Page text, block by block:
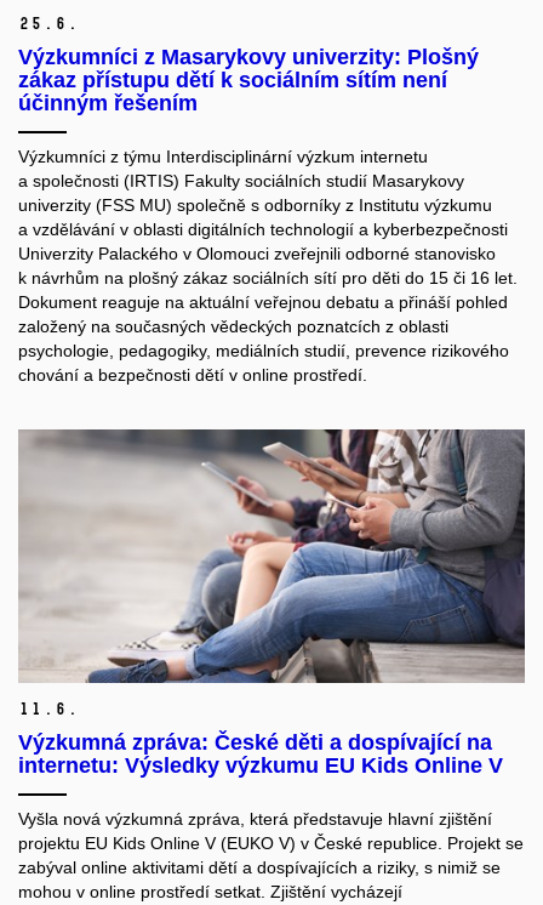
25. 6.
Výzkumníci z Masarykovy univerzity: Plošný
zákaz přístupu dětí k sociálním sítím není
účinným řešením
Výzkumníci z týmu Interdisciplinární výzkum internetu
a společnosti (IRTIS) Fakulty sociálních studií Masarykovy
univerzity (FSS MU) společně s odborníky z Institutu výzkumu
a vzdělávání v oblasti digitálních technologií a kyberbezpečnosti
Univerzity Palackého v Olomouci zveřejnili odborné stanovisko
k návrhům na plošný zákaz sociálních sítí pro děti do 15 či 16 let.
Dokument reaguje na aktuální veřejnou debatu a přináší pohled
založený na současných vědeckých poznatcích z oblasti
psychologie, pedagogiky, mediálních studií, prevence rizikového
chování a bezpečnosti dětí v online prostředí.
11. 6.
Výzkumná zpráva: České děti a dospívající na
internetu: Výsledky výzkumu EU Kids Online V
Vyšla nová výzkumná zpráva, která představuje hlavní zjištění
projektu EU Kids Online V (EUKO V) v České republice. Projekt se
zabýval online aktivitami dětí a dospívajících a riziky, s nimiž se
mohou v online prostředí setkat. Zjištění vycházejí